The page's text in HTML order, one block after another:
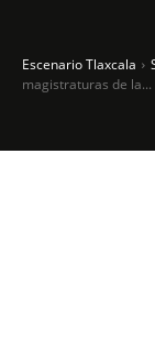
Escenario Tlaxcala
magistraturas de la...